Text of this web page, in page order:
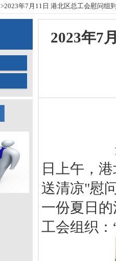
>2023年7月11日 港北区总工会慰问组
2023年7
日上午，
送清凉"慰
一份夏日
工会组织：